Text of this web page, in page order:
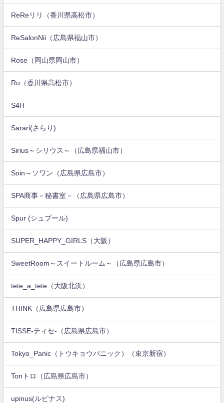
ReReリリ（香川県高松市）
ReSalonNii（広島県福山市）
Rose（岡山県岡山市）
Ru（香川県高松市）
S4H
Sarari(さらり)
Sirius～シリウス～（広島県福山市）
Soin～ソワン（広島県広島市）
SPA商事－秘書室－（広島県広島市）
Spur (シュプール)
SUPER_HAPPY_GIRLS（大阪）
SweetRoom～スイートルーム～（広島県広島市）
tete_a_tete（大阪北浜）
THINK（広島県広島市）
TISSE-ティセ-（広島県広島市）
Tokyo_Panic（トウキョウパニック）（東京新宿）
Tonトロ（広島県広島市）
upinus(ルピナス)